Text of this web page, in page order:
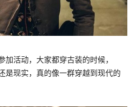
活动，大家都穿古装的时候，
是现实，真的像一群穿越到现代的